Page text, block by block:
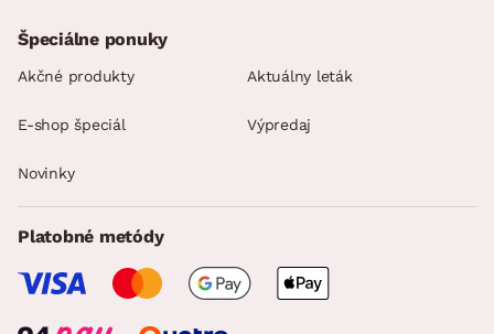
Špeciálne ponuky
Akčné produkty Aktuálny leták
E-shop špeciál Výpredaj
Novinky
Platobné metódy